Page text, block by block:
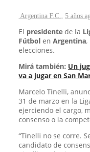
Argentina F.C. 5 años
El presidente de la
Fútbol en Argentina,
elecciones.
Mirá también: Un
va a jugar en San
Marcelo Tinelli,
31 de marzo en la
ejerciendo el cargo,
consenso o la
“Tinelli no se corre.
candidato de